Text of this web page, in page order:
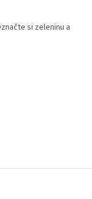
si zeleninu a